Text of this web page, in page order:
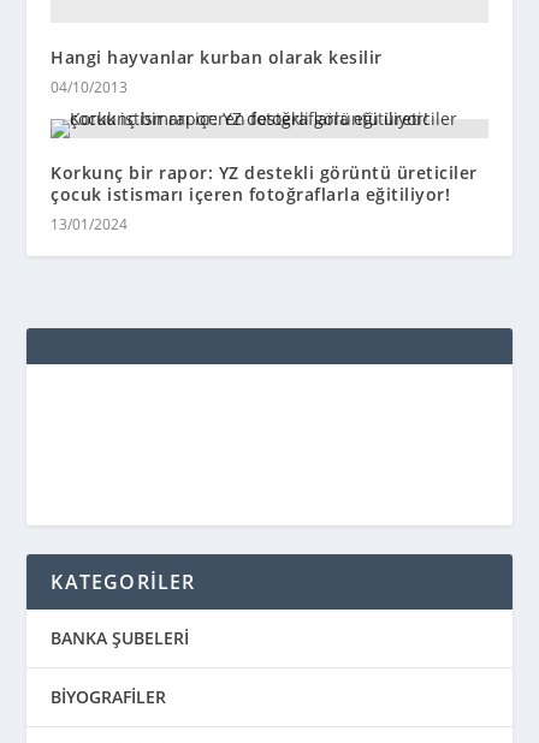
Hangi hayvanlar kurban olarak kesilir
04/10/2013
Korkunç bir rapor: YZ destekli görüntü üreticiler
çocuk istismarı içeren fotoğraflarla eğitiliyor!
13/01/2024
KATEGORİLER
BANKA ŞUBELERİ
BİYOGRAFİLER